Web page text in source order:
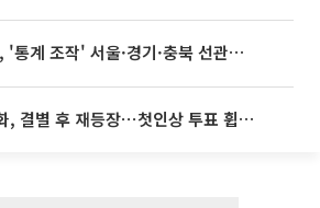
조작' 서울·경기·충북 선관위 등 추가 압수수색
‘나솔사계’ 국화, 결별 후 재등장⋯첫인상 투표 휩쓸고 ‘인기녀’ 등극